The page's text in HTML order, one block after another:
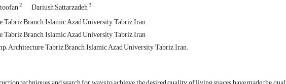
2 Dariush Sattarzadeh3
Branch, Islamic Azad University, Tabriz, Iran
Branch, Islamic Azad University, Tabriz, Iran
Architecture, Tabriz Branch, Islamic Azad University, Tabriz, Iran.